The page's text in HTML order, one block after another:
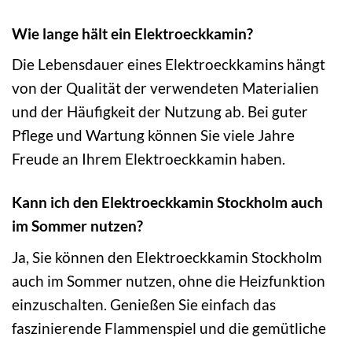
Wie lange hält ein Elektroeckkamin?
Die Lebensdauer eines Elektroeckkamins hängt
von der Qualität der verwendeten Materialien
und der Häufigkeit der Nutzung ab. Bei guter
Pflege und Wartung können Sie viele Jahre
Freude an Ihrem Elektroeckkamin haben.
Kann ich den Elektroeckkamin Stockholm auch
im Sommer nutzen?
Ja, Sie können den Elektroeckkamin Stockholm
auch im Sommer nutzen, ohne die Heizfunktion
einzuschalten. Genießen Sie einfach das
faszinierende Flammenspiel und die gemütliche